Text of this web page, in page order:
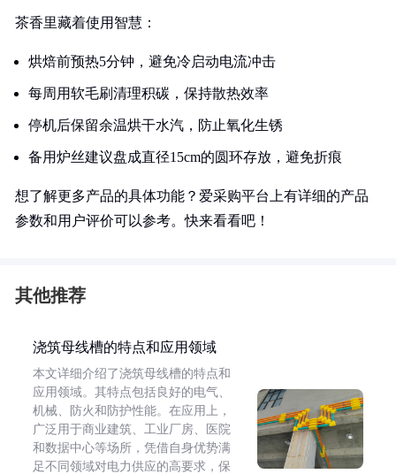
茶香里藏着使用智慧：
烘焙前预热5分钟，避免冷启动电流冲击
每周用软毛刷清理积碳，保持散热效率
停机后保留余温烘干水汽，防止氧化生锈
备用炉丝建议盘成直径15cm的圆环存放，避免折痕
想了解更多产品的具体功能？爱采购平台上有详细的产品
参数和用户评价可以参考。快来看看吧！
其他推荐
浇筑母线槽的特点和应用领域
本文详细介绍了浇筑母线槽的特点和
应用领域。其特点包括良好的电气、
机械、防火和防护性能。在应用上，
广泛用于商业建筑、工业厂房、医院
和数据中心等场所，凭借自身优势满
足不同领域对电力供应的高要求，保